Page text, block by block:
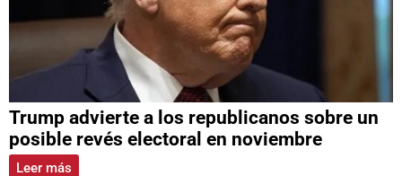
Trump advierte a los republicanos sobre un
posible revés electoral en noviembre
Leer más